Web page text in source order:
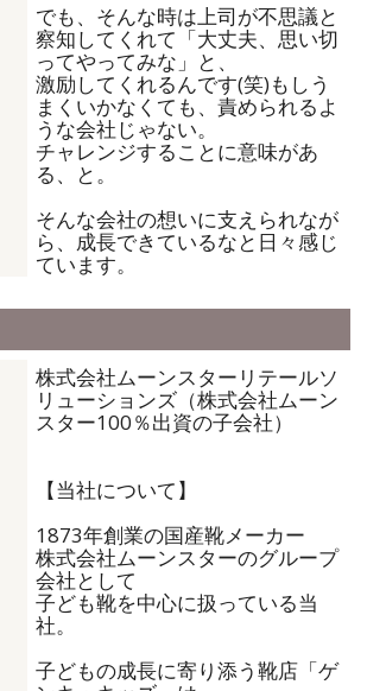
でも、そんな時は上司が不思議と
察知してくれて「大丈夫、思い切
ってやってみな」と、
激励してくれるんです(笑)もしう
まくいかなくても、責められるよ
うな会社じゃない。
チャレンジすることに意味があ
る、と。
そんな会社の想いに支えられなが
ら、成長できているなと日々感じ
ています。
株式会社ムーンスターリテールソ
リューションズ（株式会社ムーン
スター100％出資の子会社）
【当社について】
1873年創業の国産靴メーカー
株式会社ムーンスターのグループ
会社として
子ども靴を中心に扱っている当
社。
子どもの成長に寄り添う靴店「ゲ